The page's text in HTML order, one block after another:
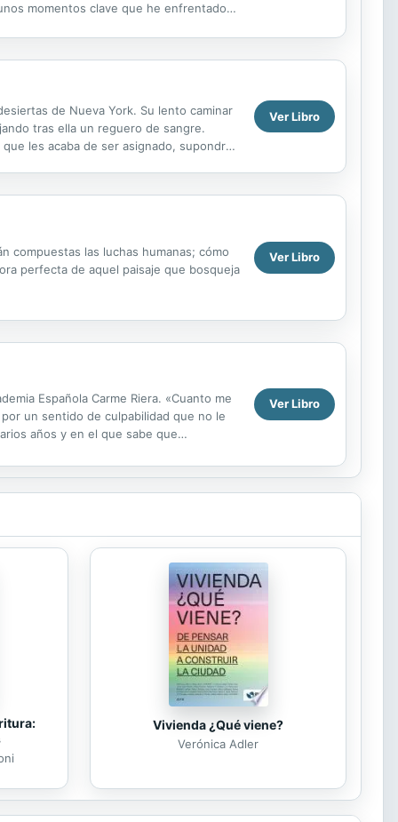
momentos clave que he enfrentado
de Nueva York. Su lento caminar
tras ella un reguero de sangre.
les acaba de ser asignado, supondrá
Ver Libro
compuestas las luchas humanas; cómo
perfecta de aquel paisaje que bosqueja
Ver Libro
Española Carme Riera. «Cuanto me
un sentido de culpabilidad que no le
años y en el que sabe que
Ver Libro
Vivienda ¿Qué viene?
Verónica Adler